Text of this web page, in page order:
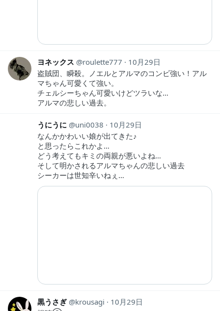
ヨネックス roulette777
10月29日
盗賊団、瞬殺。ノエルとアルマのコンビ強い！アル
マちゃん可愛くて強い。
チェルシーちゃん可愛いけどツラいな…
アルマの悲しい過去。
うにうに uni0038
10月29日
なんかかわいい娘が出てきた♪
と思ったらこれかよ…
どう考えてもキミの両親が悪いよね…
そして明かされるアルマちゃんの悲しい過去
シーカーは世知辛いねぇ…
黒うさぎ krousagi
10月29日